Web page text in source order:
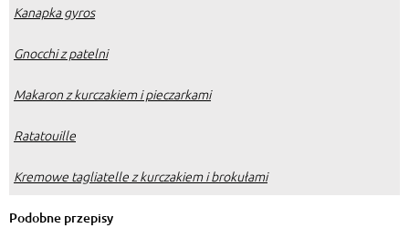
Kanapka gyros
Gnocchi z patelni
Makaron z kurczakiem i pieczarkami
Ratatouille
Kremowe tagliatelle z kurczakiem i brokułami
Podobne przepisy